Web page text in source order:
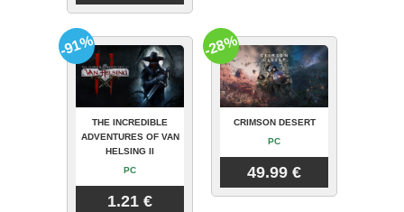
THE INCREDIBLE
ADVENTURES OF VAN
HELSING II
PC
1.21 €
-91%
CRIMSON DESERT
PC
49.99 €
-28%